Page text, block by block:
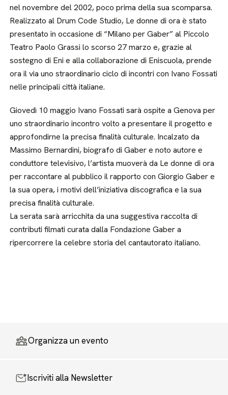
nel novembre del 2002, poco prima della sua scomparsa.
Realizzato al Drum Code Studio, Le donne di ora è stato
presentato in occasione di “Milano per Gaber” al Piccolo
Teatro Paolo Grassi lo scorso 27 marzo e, grazie al
sostegno di Eni e alla collaborazione di Eniscuola, prende
ora il via uno straordinario ciclo di incontri con Ivano Fossati
nelle principali città italiane.
Giovedì 10 maggio Ivano Fossati sarà ospite a Genova per
uno straordinario incontro volto a presentare il progetto e
approfondirne la precisa finalità culturale. Incalzato da
Massimo Bernardini, biografo di Gaber e noto autore e
conduttore televisivo, l’artista muoverà da Le donne di ora
per raccontare al pubblico il rapporto con Giorgio Gaber e
la sua opera, i motivi dell’iniziativa discografica e la sua
precisa finalità culturale.
La serata sarà arricchita da una suggestiva raccolta di
contributi filmati curata dalla Fondazione Gaber a
ripercorrere la celebre storia del cantautorato italiano.
Organizza un evento
Iscriviti alla Newsletter